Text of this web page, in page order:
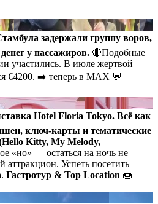
задержали группу воров,
у пассажиров. 🔴Подобные
участились. В июле жертвой
€4200. ➡️ теперь в MAX 💬
Hotel Floria Tokyo. Всё как
ключ-карты и тематические
Kitty, My Melody,
«но» — остаться на ночь не
аттракцион. Успеть посетить
Гастротур & Top Location 🍩